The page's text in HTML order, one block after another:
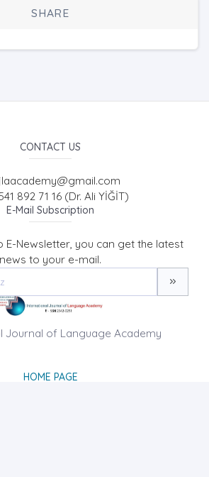
SHARE
CONTACT US
892 71 16 (Dr. Ali YİĞİT)
E-Mail Subscription
E-Newsletter, you can get the latest
news to your e-mail.
Journal of Language Academy
HOME PAGE